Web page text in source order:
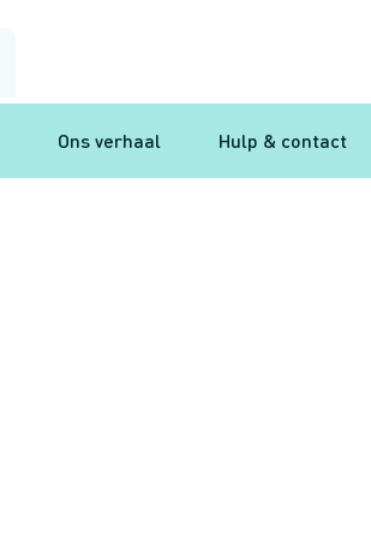
Ons verhaal Hulp & contact